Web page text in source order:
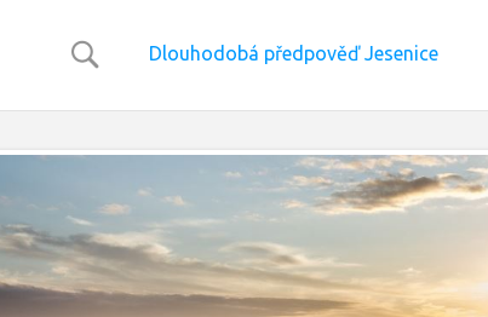
Dlouhodobá předpověď Jesenice